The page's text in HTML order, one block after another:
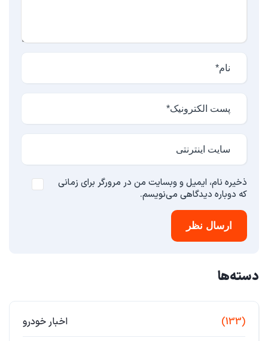
ذخیره نام، ایمیل و وبسایت من در مرورگر برای زمانی
که دوباره دیدگاهی می‌نویسم.
ارسال نظر
دسته‌ها
اخبار خودرو (133)